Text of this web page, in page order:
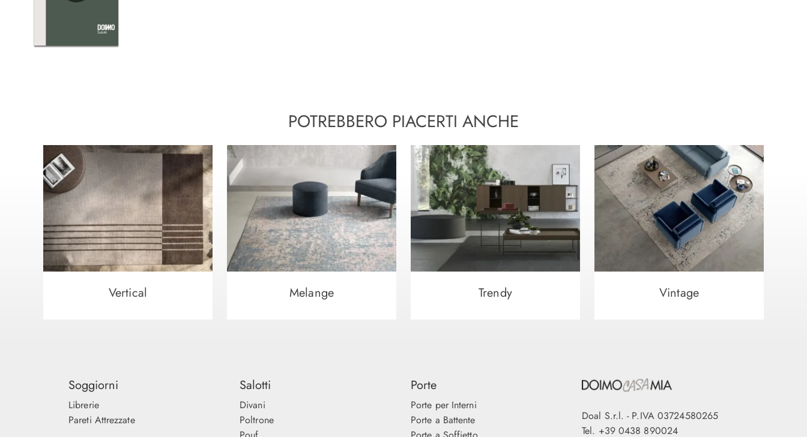
POTREBBERO PIACERTI ANCHE
Vertical Melange Trendy Vintage
Soggiorni
Librerie
Pareti Attrezzate
Salotti
Divani
Poltrone
Porte
Porte per Interni
Porte a Battente
Doal S.r.l. - P.IVA 03724580265
Tel. +39 0438 890024